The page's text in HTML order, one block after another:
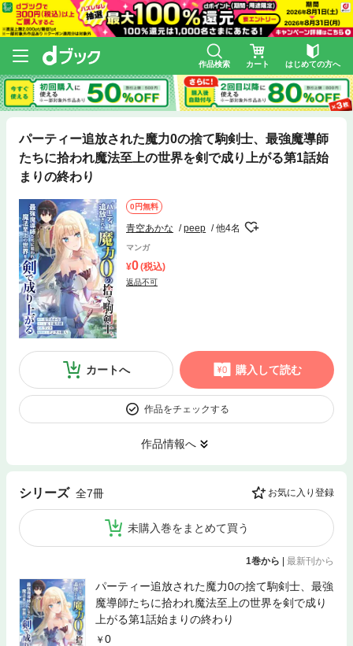
作品検索 カート はじめての方へ
パーティー追放された魔力0の捨て駒剣士、最強魔導師
たちに拾われ魔法至上の世界を剣で成り上がる第1話始
まりの終わり
0円無料
青空あかな peep 他4名
マンガ
0(税込)
返品不可
カートへ 購入して読む
作品をチェックする
作品情報へ
シリーズ 全7冊 お気に入り登録
未購入巻をまとめて買う
1巻から | 最新刊から
パーティー追放された魔力0の捨て駒剣士、最強
魔導師たちに拾われ魔法至上の世界を剣で成り
上がる第1話始まりの終わり
0